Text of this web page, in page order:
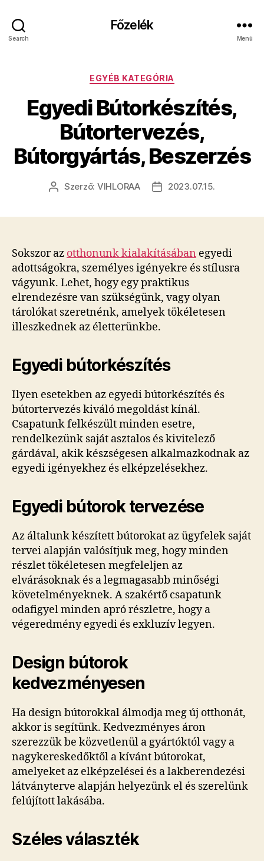
Search
Főzelék
Menü
Kategóriák
EGYÉB KATEGÓRIA
Egyedi Bútorkészítés,
Bútortervezés,
Bútorgyártás, Beszerzés
Bejegyzés
Szerző: VIHLORAA
Bejegyzés
2023.07.15.
Sokszor az otthonunk kialakításában egyedi
adottságokra, személyes igényekre és stílusra
vágyunk. Lehet, hogy egy praktikus
elrendezésre van szükségünk, vagy olyan
tárolókat szeretnénk, amelyek tökéletesen
illeszkednek az életterünkbe.
Egyedi bútorkészítés
Ilyen esetekben az egyedi bútorkészítés és
bútortervezés kiváló megoldást kínál.
Csapatunk felkészült minden esetre,
rendelkezünk saját asztalos és kivitelező
gárdával, akik készségesen alkalmazkodnak az
egyedi igényekhez és elképzelésekhez.
Egyedi bútorok tervezése
Az általunk készített bútorokat az ügyfelek saját
tervei alapján valósítjuk meg, hogy minden
részlet tökéletesen megfeleljen az
elvárásoknak és a legmagasabb minőségi
követelményeknek. A szakértő csapatunk
odafigyel minden apró részletre, hogy a
végeredmény egyedi és exkluzív legyen.
Design bútorok
kedvezményesen
Ha design bútorokkal álmodja meg új otthonát,
akkor is segítünk. Kedvezményes áron
szerezzük be közvetlenül a gyártóktól vagy a
nagykereskedőktől a kívánt bútorokat,
amelyeket az elképzelései és a lakberendezési
látványterve alapján helyezünk el és szerelünk
felújított lakásába.
Széles választék